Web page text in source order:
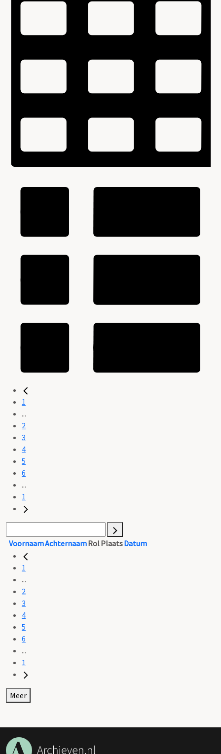
1
...
2
3
4
5
6
...
1
VoornaamAchternaamRolPlaatsDatum
1
...
2
3
4
5
6
...
1
Meer